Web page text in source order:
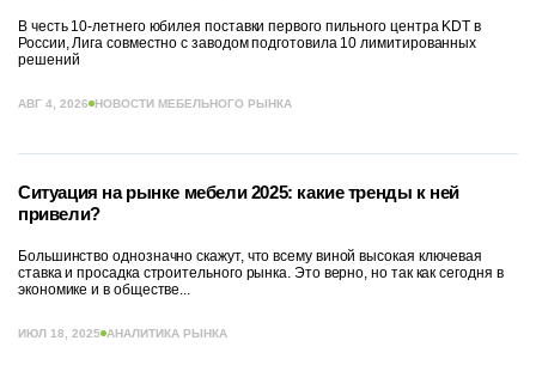
В честь 10-летнего юбилея поставки первого пильного центра KDT в
России, Лига совместно с заводом подготовила 10 лимитированных
решений
АВГ 4, 2026 НОВОСТИ МЕБЕЛЬНОГО РЫНКА
Ситуация на рынке мебели 2025: какие тренды к ней
привели?
Большинство однозначно скажут, что всему виной высокая ключевая
ставка и просадка строительного рынка. Это верно, но так как сегодня в
экономике и в обществе...
ИЮЛ 18, 2025 АНАЛИТИКА РЫНКА